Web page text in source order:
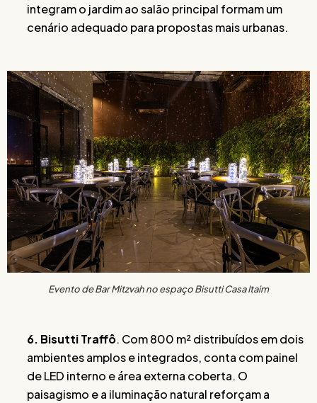
integram o jardim ao salão principal formam um
cenário adequado para propostas mais urbanas.
Evento de Bar Mitzvah no espaço Bisutti Casa Itaim
6. Bisutti Traffô. Com 800 m² distribuídos em dois
ambientes amplos e integrados, conta com painel
de LED interno e área externa coberta. O
paisagismo e a iluminação natural reforçam a